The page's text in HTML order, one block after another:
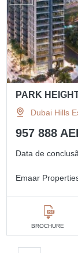
PARK
Dubai Hills
957 888
Data de
Emaar
BROCHURE